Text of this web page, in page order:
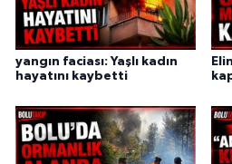
yangın faciası: Yaşlı kadın
hayatını kaybetti